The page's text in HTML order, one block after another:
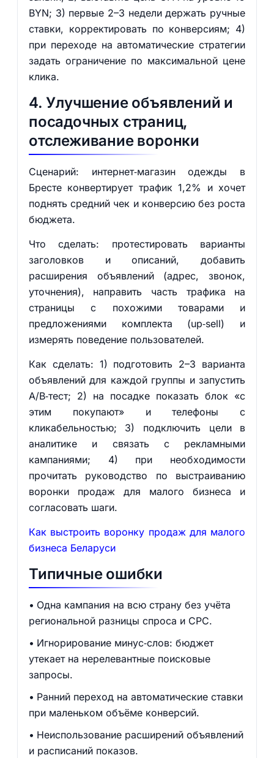
BYN; 3) первые 2–3 недели держать ручные
ставки, корректировать по конверсиям; 4)
при переходе на автоматические стратегии
задать ограничение по максимальной цене
клика.
4. Улучшение объявлений и
посадочных страниц,
отслеживание воронки
Сценарий: интернет‑магазин одежды в
Бресте конвертирует трафик 1,2% и хочет
поднять средний чек и конверсию без роста
бюджета.
Что сделать: протестировать варианты
заголовков и описаний, добавить
расширения объявлений (адрес, звонок,
уточнения), направить часть трафика на
страницы с похожими товарами и
предложениями комплекта (up‑sell) и
измерять поведение пользователей.
Как сделать: 1) подготовить 2–3 варианта
объявлений для каждой группы и запустить
A/B‑тест; 2) на посадке показать блок «с
этим покупают» и телефоны с
кликабельностью; 3) подключить цели в
аналитике и связать с рекламными
кампаниями; 4) при необходимости
прочитать руководство по выстраиванию
воронки продаж для малого бизнеса и
согласовать шаги.
Как выстроить воронку продаж для малого
бизнеса Беларуси
Типичные ошибки
Одна кампания на всю страну без учёта
региональной разницы спроса и CPC.
Игнорирование минус‑слов: бюджет
утекает на нерелевантные поисковые
запросы.
Ранний переход на автоматические ставки
при маленьком объёме конверсий.
Неиспользование расширений объявлений
и расписаний показов.